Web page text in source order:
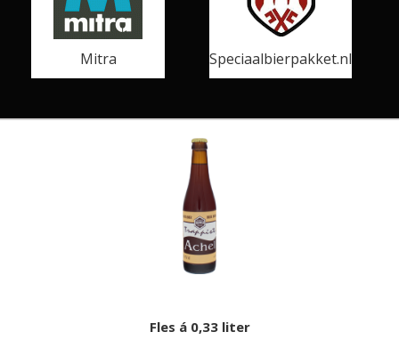
Mitra Speciaalbierpakket.nl
Fles á 0,33 liter